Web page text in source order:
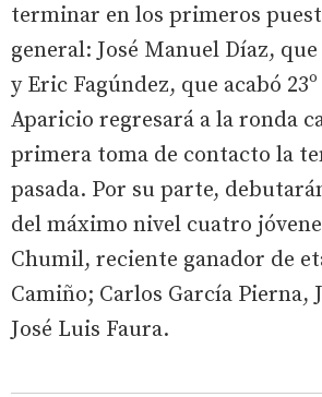
terminar en los primeros
general: José Manuel Díaz, que
y Eric Fagúndez, que acabó
Aparicio regresará a la ronda
primera toma de contacto la
pasada. Por su parte,
del máximo nivel cuatro
Chumil, reciente ganador de
Camiño; Carlos García Pierna,
José Luis Faura.